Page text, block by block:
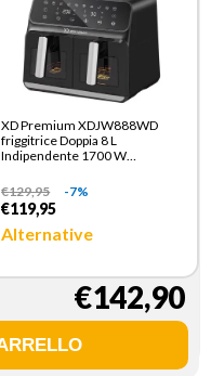
XD Premium XDJW888WD
friggitrice Doppia 8 L
Indipendente 1700 W
€129,95 -7%
€119,95
Alternative
€142,90